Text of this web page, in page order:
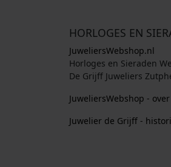
HORLOGES EN
JuweliersWebshop.nl
Horloges en Sieraden
De Grijff Juweliers
JuweliersWebshop -
Juwelier de Grijff -